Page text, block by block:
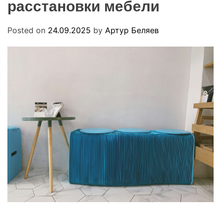
u
расстановки мебели
Posted on 24.09.2025 by Артур Беляев